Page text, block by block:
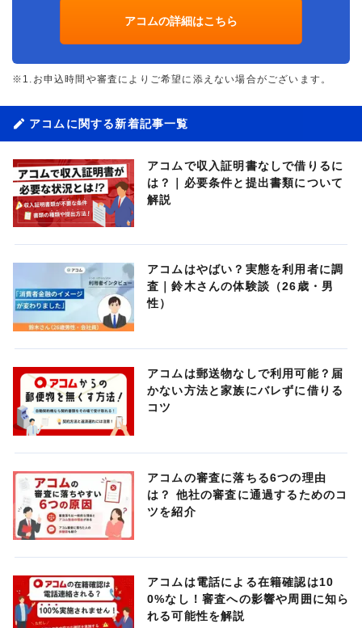
アコムの詳細はこちら
※1.お申込時間や審査によりご希望に添えない場合がございます。
アコムに関する新着記事一覧
アコムで収入証明書なしで借りるに
は？｜必要条件と提出書類について
解説
アコムはやばい？実態を利用者に調
査｜鈴木さんの体験談（26歳・男
性）
アコムは郵送物なしで利用可能？届
かない方法と家族にバレずに借りる
コツ
アコムの審査に落ちる6つの理由
は？ 他社の審査に通過するためのコ
ツを紹介
アコムは電話による在籍確認は10
0%なし！審査への影響や周囲に知ら
れる可能性を解説